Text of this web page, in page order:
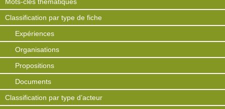
Classification par type de fiche
Expériences
Organisations
Propositions
Documents
Classification par type d’acteur